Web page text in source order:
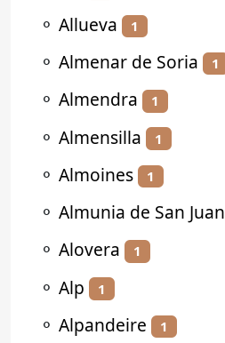
⚬ Allueva 1
⚬ Almenar de Soria 1
⚬ Almendra 1
⚬ Almensilla 1
⚬ Almoines 1
⚬ Almunia de San Juan
⚬ Alovera 1
⚬ Alp 1
⚬ Alpandeire 1